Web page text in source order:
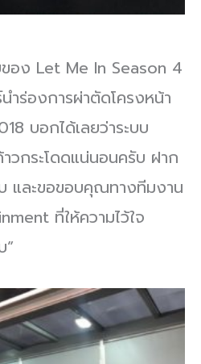
ของ Let Me In Season 4
ำร่องการผ่าตัดโครงหน้า
บอกได้เลยว่าระบบ
วกระโดดแน่นอนครับ ฝาก
และขอขอบคุณทางทีมงาน
ที่ให้ความไว้ใจ